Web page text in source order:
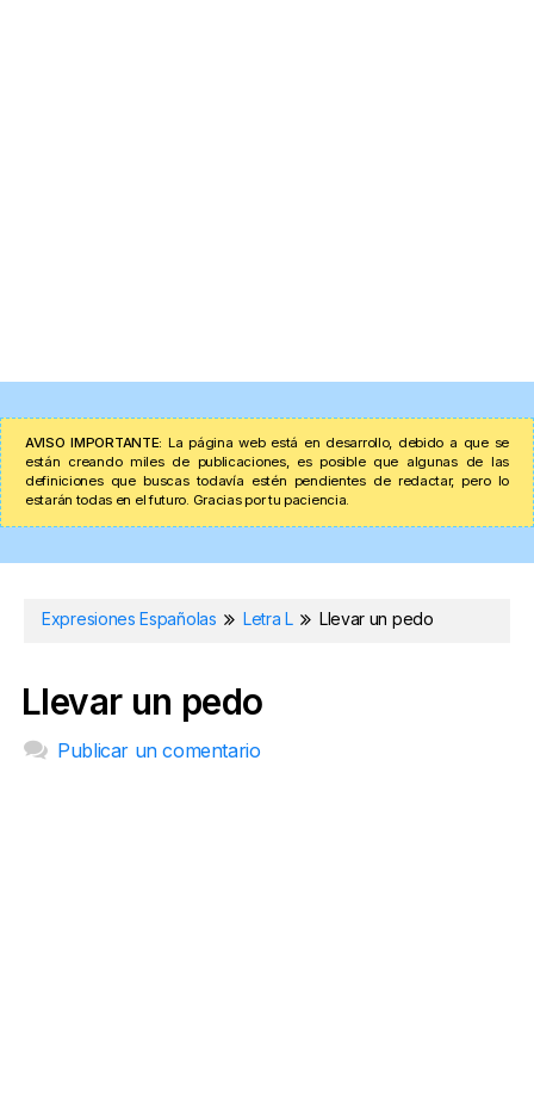
AVISO IMPORTANTE: La página web está en desarrollo, debido a que se
están creando miles de publicaciones, es posible que algunas de las
definiciones que buscas todavía estén pendientes de redactar, pero lo
estarán todas en el futuro. Gracias por tu paciencia.
Expresiones Españolas Letra L Llevar un pedo
Llevar un pedo
Publicar un comentario